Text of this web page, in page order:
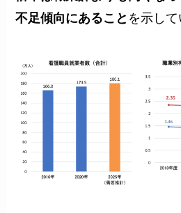
不足傾向にあること を示して